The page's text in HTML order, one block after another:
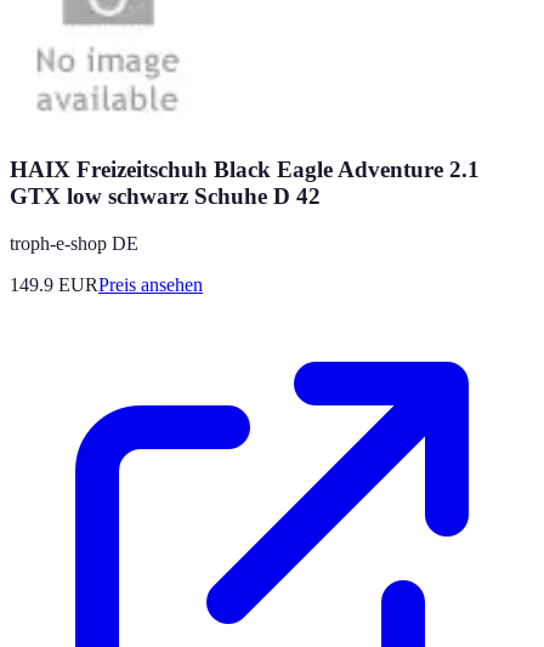
HAIX Freizeitschuh Black Eagle Adventure 2.1
GTX low schwarz Schuhe D 42
troph-e-shop DE
149.9 EURPreis ansehen